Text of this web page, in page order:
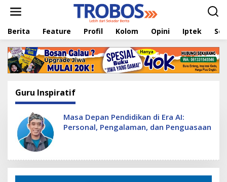
t
Berita Feature Profil Kolom Opini Iptek
Guru Inspiratif
Masa Depan Pendidikan di Era AI:
Personal, Pengalaman, dan Penguasaan